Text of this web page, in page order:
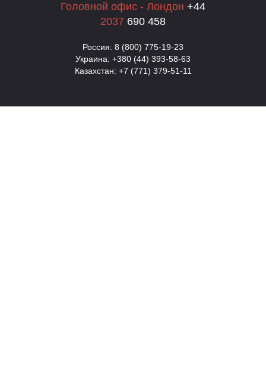
Ф
Головной офис - Лондон +44
2037 690 458
Россия: 8 (800) 775-19-23
Украина: +380 (44) 393-58-63
Казахстан: +7 (771) 379-51-11